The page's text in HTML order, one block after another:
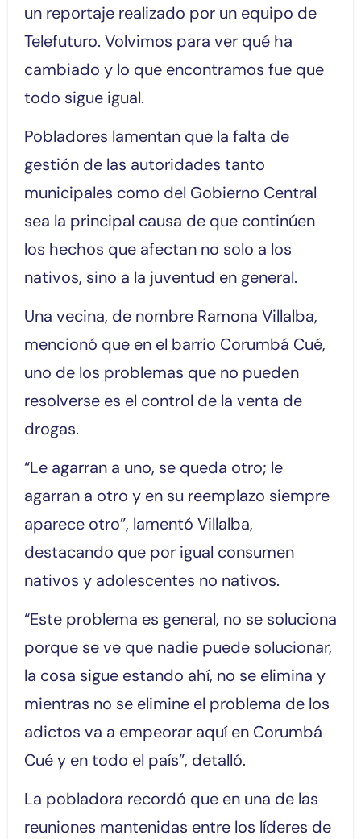
un reportaje realizado por un equipo de
Telefuturo. Volvimos para ver qué ha
cambiado y lo que encontramos fue que
todo sigue igual.
Pobladores lamentan que la falta de
gestión de las autoridades tanto
municipales como del Gobierno Central
sea la principal causa de que continúen
los hechos que afectan no solo a los
nativos, sino a la juventud en general.
Una vecina, de nombre Ramona Villalba,
mencionó que en el barrio Corumbá Cué,
uno de los problemas que no pueden
resolverse es el control de la venta de
drogas.
“Le agarran a uno, se queda otro; le
agarran a otro y en su reemplazo siempre
aparece otro”, lamentó Villalba,
destacando que por igual consumen
nativos y adolescentes no nativos.
“Este problema es general, no se soluciona
porque se ve que nadie puede solucionar,
la cosa sigue estando ahí, no se elimina y
mientras no se elimine el problema de los
adictos va a empeorar aquí en Corumbá
Cué y en todo el país”, detalló.
La pobladora recordó que en una de las
reuniones mantenidas entre los líderes de